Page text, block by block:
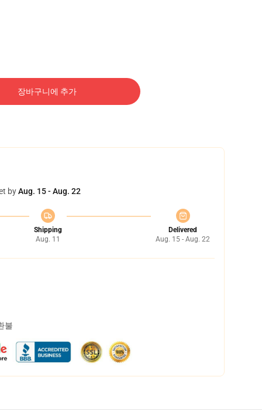
장바구니에 추가
byAug. 15 - Aug. 22
Shipping
Aug. 11
Delivered
Aug. 15 - Aug. 22
불